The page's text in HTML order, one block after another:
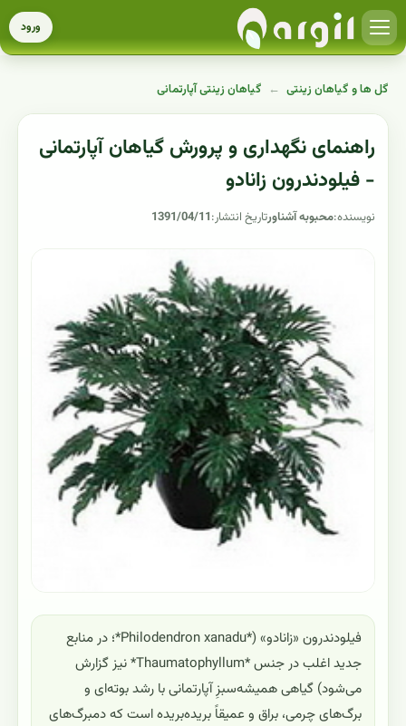
ورود
گل ها و گیاهان زینتی ← گیاهان زینتی آپارتمانی
راهنمای نگهداری و پرورش گیاهان آپارتمانی
- فیلودندرون زانادو
نویسنده:محبوبه آشناورتاریخ انتشار:1391/04/11
فیلودندرون «زانادو» (*Philodendron xanadu*؛ در منابع
جدید اغلب در جنس *Thaumatophyllum* نیز گزارش
می‌شود) گیاهی همیشه‌سبزِ آپارتمانی با رشد بوته‌ای و
برگ‌های چرمی، براق و عمیقاً برید‌ه‌بریده است که دمبرگ‌های